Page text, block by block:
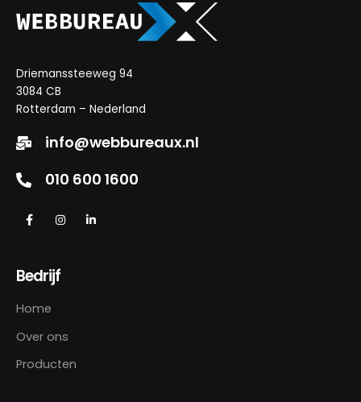
Driemanssteeweg 94
3084 CB
Rotterdam – Nederland
info@webbureaux.nl
010 600 1600
Bedrijf
Home
Over ons
Producten